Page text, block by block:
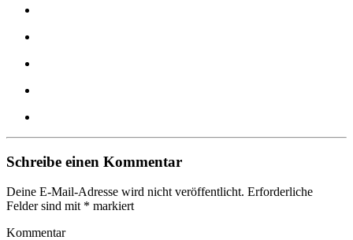
Schreibe einen Kommentar
Deine E-Mail-Adresse wird nicht veröffentlicht. Erforderliche
Felder sind mit * markiert
Kommentar